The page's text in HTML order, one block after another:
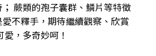
蕨類的孢子囊群、鱗片等特徵
不釋手，期待繼續觀察、欣賞
，多奇妙呵！